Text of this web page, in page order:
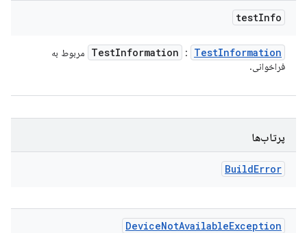
testInfo
TestInformation : TestInformation
مربوط به
فراخوانی.
پرتاب‌ها
BuildError
DeviceNotAvailableException